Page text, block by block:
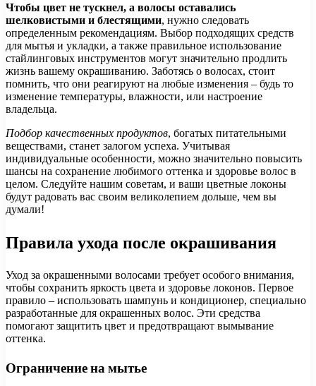
Чтобы цвет не тускнел, а волосы оставались
шелковистыми и блестящими, нужно следовать
определенным рекомендациям. Выбор подходящих средств
для мытья и укладки, а также правильное использование
стайлинговых инструментов могут значительно продлить
жизнь вашему окрашиванию. Заботясь о волосах, стоит
помнить, что они реагируют на любые изменения – будь то
изменение температуры, влажности, или настроение
владельца.
Подбор качественных продуктов, богатых питательными
веществами, станет залогом успеха. Учитывая
индивидуальные особенности, можно значительно повысить
шансы на сохранение любимого оттенка и здоровье волос в
целом. Следуйте нашим советам, и ваши цветные локоны
будут радовать вас своим великолепием дольше, чем вы
думали!
Правила ухода после окрашивания
Уход за окрашенными волосами требует особого внимания,
чтобы сохранить яркость цвета и здоровье локонов. Первое
правило – использовать шампунь и кондиционер, специально
разработанные для окрашенных волос. Эти средства
помогают защитить цвет и предотвращают вымывание
оттенка.
Ограничение на мытье